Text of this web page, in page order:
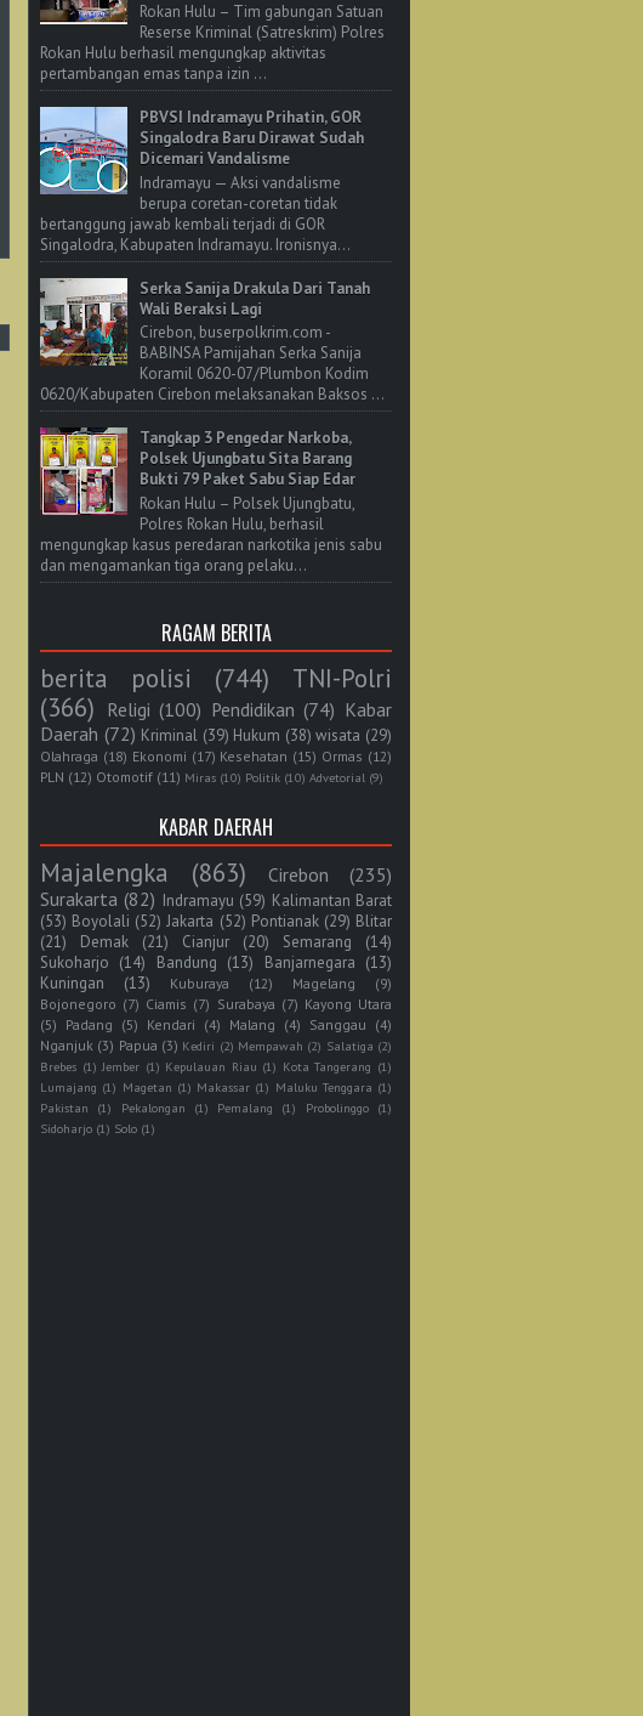
Rokan Hulu – Tim gabungan Satuan
Reserse Kriminal (Satreskrim) Polres
Rokan Hulu berhasil mengungkap aktivitas
pertambangan emas tanpa izin ...
PBVSI Indramayu Prihatin, GOR
Singalodra Baru Dirawat Sudah
Dicemari Vandalisme
Indramayu — Aksi vandalisme
berupa coretan-coretan tidak
bertanggung jawab kembali terjadi di GOR
Singalodra, Kabupaten Indramayu. Ironisnya...
Serka Sanija Drakula Dari Tanah
Wali Beraksi Lagi
Cirebon, buserpolkrim.com -
BABINSA Pamijahan Serka Sanija
Koramil 0620-07/Plumbon Kodim
0620/Kabupaten Cirebon melaksanakan Baksos ...
Tangkap 3 Pengedar Narkoba,
Polsek Ujungbatu Sita Barang
Bukti 79 Paket Sabu Siap Edar
Rokan Hulu – Polsek Ujungbatu,
Polres Rokan Hulu, berhasil
mengungkap kasus peredaran narkotika jenis sabu
dan mengamankan tiga orang pelaku...
RAGAM BERITA
berita polisi (744)
TNI-Polri
(366) Religi (100) Pendidikan (74) Kabar
Daerah (72) Kriminal (39) Hukum (38) wisata (29)
Olahraga (18) Ekonomi (17) Kesehatan (15) Ormas (12)
PLN (12) Otomotif (11) Miras (10) Politik (10) Advetorial (9)
KABAR DAERAH
Majalengka (863) Cirebon
(235)
Surakarta (82) Indramayu (59) Kalimantan Barat
(53) Boyolali (52) Jakarta (52) Pontianak (29) Blitar
(21)
Demak (21) Cianjur (20) Semarang
(14)
Sukoharjo (14) Bandung (13) Banjarnegara (13)
Kuningan
(13) Kuburaya (12) Magelang
(9)
Bojonegoro (7) Ciamis (7) Surabaya (7) Kayong Utara
(5) Padang (5) Kendari (4) Malang (4) Sanggau (4)
Nganjuk (3) Papua (3) Kediri (2) Mempawah (2) Salatiga (2)
Brebes (1) Jember (1) Kepulauan Riau (1) Kota Tangerang (1)
Lumajang (1) Magetan (1) Makassar (1) Maluku Tenggara (1)
Pakistan
(1) Pekalongan (1) Pemalang (1) Probolinggo (1)
Sidoharjo (1) Solo (1)